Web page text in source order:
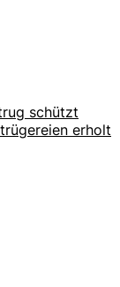
schützt
erholt